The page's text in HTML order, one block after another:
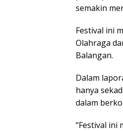
semakin
Festival ini
Olahraga
Balangan.
Dalam
hanya
dalam
“Festival